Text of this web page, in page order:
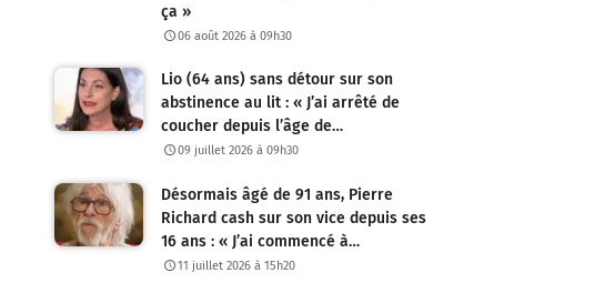
ça »
06 août 2026 à 09h30
Lio (64 ans) sans détour sur son
abstinence au lit : « J’ai arrêté de
coucher depuis l’âge de…
09 juillet 2026 à 09h30
Désormais âgé de 91 ans, Pierre
Richard cash sur son vice depuis ses
16 ans : « J’ai commencé à…
11 juillet 2026 à 15h20